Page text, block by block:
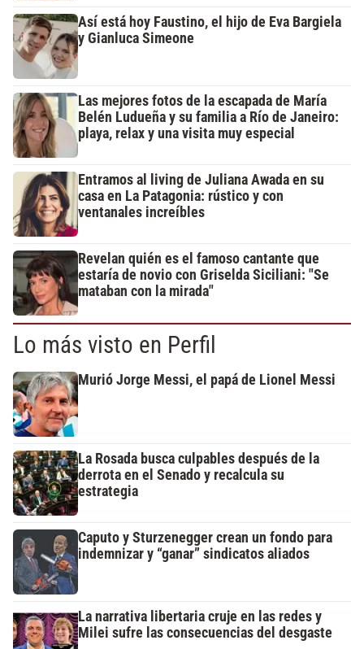
Así está hoy Faustino, el hijo de Eva Bargiela
y Gianluca Simeone
Las mejores fotos de la escapada de María
Belén Ludueña y su familia a Río de Janeiro:
playa, relax y una visita muy especial
Entramos al living de Juliana Awada en su
casa en La Patagonia: rústico y con
ventanales increíbles
Revelan quién es el famoso cantante que
estaría de novio con Griselda Siciliani: "Se
mataban con la mirada"
Lo más visto en Perfil
Murió Jorge Messi, el papá de Lionel Messi
La Rosada busca culpables después de la
derrota en el Senado y recalcula su
estrategia
Caputo y Sturzenegger crean un fondo para
indemnizar y “ganar” sindicatos aliados
La narrativa libertaria cruje en las redes y
Milei sufre las consecuencias del desgaste